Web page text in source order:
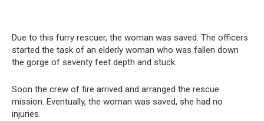
Due to this furry rescuer, the woman was saved. The officers
started the task of an elderly woman who was fallen down
the gorge of seventy feet depth and stuck.
Soon the crew of fire arrived and arranged the rescue
mission. Eventually, the woman was saved, she had no
injuries.